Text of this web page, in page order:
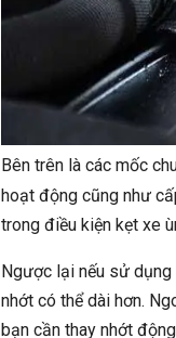
Bên trên là các mốc
hoạt động cũng như
trong điều kiện kẹt xe
Ngược lại nếu sử
nhớt có thể dài hơn.
bạn cần thay nhớt